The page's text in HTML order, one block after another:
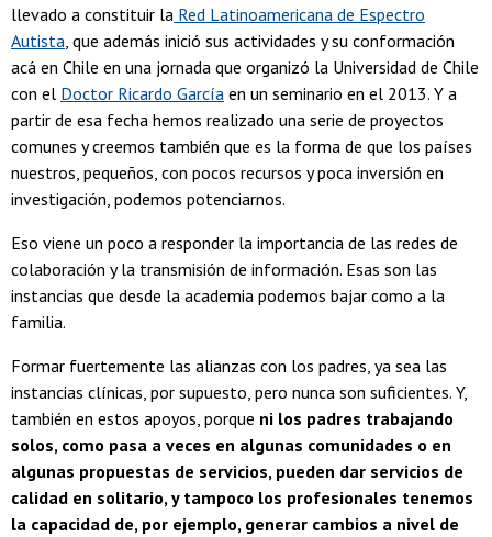
llevado a constituir la Red Latinoamericana de Espectro
Autista , que además inició sus actividades y su conformación
acá en Chile en una jornada que organizó la Universidad de Chile
con el Doctor Ricardo García en un seminario en el 2013. Y a
partir de esa fecha hemos realizado una serie de proyectos
comunes y creemos también que es la forma de que los países
nuestros, pequeños, con pocos recursos y poca inversión en
investigación, podemos potenciarnos.
Eso viene un poco a responder la importancia de las redes de
colaboración y la transmisión de información. Esas son las
instancias que desde la academia podemos bajar como a la
familia.
Formar fuertemente las alianzas con los padres, ya sea las
instancias clínicas, por supuesto, pero nunca son suficientes. Y,
también en estos apoyos, porque ni los padres trabajando
solos, como pasa a veces en algunas comunidades o en
algunas propuestas de servicios, pueden dar servicios de
calidad en solitario, y tampoco los profesionales tenemos
la capacidad de, por ejemplo, generar cambios a nivel de